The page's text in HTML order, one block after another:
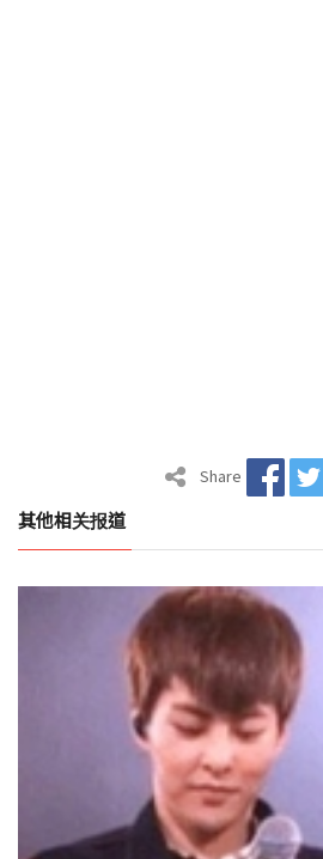
Share
其他相关报道